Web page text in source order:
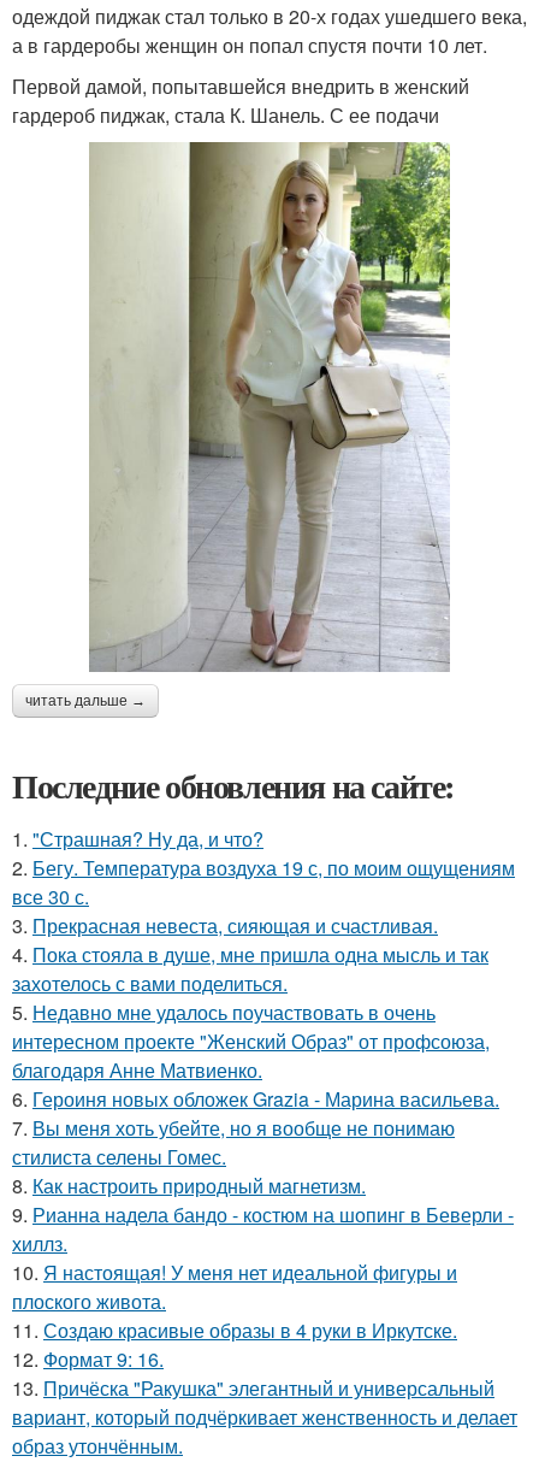
одеждой пиджак стал только в 20-х годах ушедшего века,
а в гардеробы женщин он попал спустя почти 10 лет.
Первой дамой, попытавшейся внедрить в женский
гардероб пиджак, стала К. Шанель. С ее подачи
читать дальше →
Последние обновления на сайте:
1. "Страшная? Ну да, и что?
2. Бегу. Температура воздуха 19 с, по моим ощущениям
все 30 с.
3. Прекрасная невеста, сияющая и счастливая.
4. Пока стояла в душе, мне пришла одна мысль и так
захотелось с вами поделиться.
5. Недавно мне удалось поучаствовать в очень
интересном проекте "Женский Образ" от профсоюза,
благодаря Анне Матвиенко.
6. Героиня новых обложек Grazia - Марина васильева.
7. Вы меня хоть убейте, но я вообще не понимаю
стилиста селены Гомес.
8. Как настроить природный магнетизм.
9. Рианна надела бандо - костюм на шопинг в Беверли -
хиллз.
10. Я настоящая! У меня нет идеальной фигуры и
плоского живота.
11. Создаю красивые образы в 4 руки в Иркутске.
12. Формат 9: 16.
13. Причёска "Ракушка" элегантный и универсальный
вариант, который подчёркивает женственность и делает
образ утончённым.